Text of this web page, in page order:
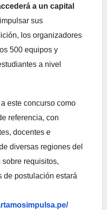
a un capital
sus
los organizadores
500 equipos y
a nivel
este concurso como
referencia, con
docentes e
diversas regiones del
sobre requisitos,
de postulación estará